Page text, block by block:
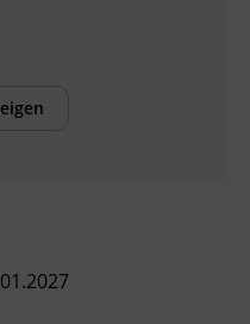
Hydraulik
einer Last